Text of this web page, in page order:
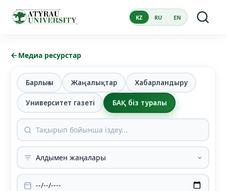
KZ RU EN
Медиа ресурстар
Барлығы Жаңалықтар Хабарландыру
Университет газеті БАҚ біз туралы